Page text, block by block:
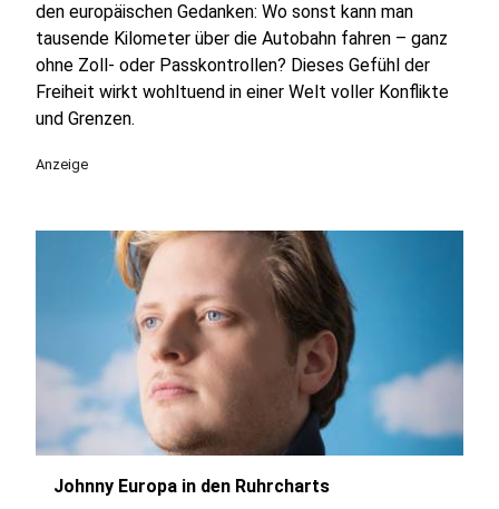
den europäischen Gedanken: Wo sonst kann man
tausende Kilometer über die Autobahn fahren – ganz
ohne Zoll- oder Passkontrollen? Dieses Gefühl der
Freiheit wirkt wohltuend in einer Welt voller Konflikte
und Grenzen.
Anzeige
Johnny Europa in den Ruhrcharts